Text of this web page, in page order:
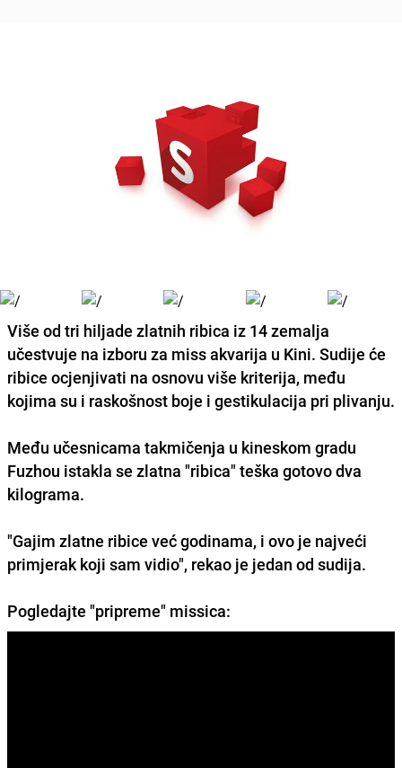
Više od tri hiljade zlatnih ribica iz 14 zemalja
učestvuje na izboru za miss akvarija u Kini. Sudije će
ribice ocjenjivati na osnovu više kriterija, među
kojima su i raskošnost boje i gestikulacija pri plivanju.
Među učesnicama takmičenja u kineskom gradu
Fuzhou istakla se zlatna "ribica" teška gotovo dva
kilograma.
"Gajim zlatne ribice već godinama, i ovo je najveći
primjerak koji sam vidio", rekao je jedan od sudija.
Pogledajte "pripreme" missica: